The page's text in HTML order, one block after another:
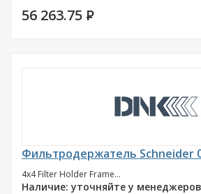
56 263.75 P
Фильтродержатель Schneider
4x4 Filter Holder Frame...
Наличие: уточняйте у менеджеров